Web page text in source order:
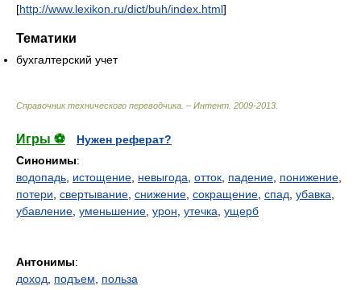
[http://www.lexikon.ru/dict/buh/index.html]
Тематики
бухгалтерский учет
Справочник технического переводчика. – Интент 2009-2013
Игры ⚽
Нужен реферат?
Синонимы:
водопадь истощение невыгода отток падение понижение
потери свертывание снижение сокращение спад убавка
убавление уменьшение урон утечка ущерб
Антонимы:
доход
подъем польза